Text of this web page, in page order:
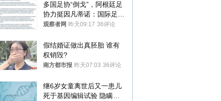
多国足协“倒戈”，阿根廷足
协力挺因凡蒂诺：国际足联
今后应继续在其领导下前行
观察者网 昨天09:17 36评论
假结婚证做出真胚胎 谁有
权销毁?
南方都市报 昨天07:03 36评论
继6岁女童离世后又一患儿
死于基因编辑试验 隐瞒一